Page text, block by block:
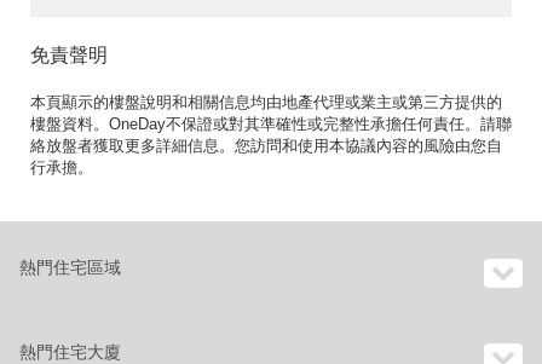
免責聲明
本頁顯示的樓盤說明和相關信息均由地產代理或業主或第三方提供的
樓盤資料。OneDay不保證或對其準確性或完整性承擔任何責任。請聯
絡放盤者獲取更多詳細信息。您訪問和使用本協議內容的風險由您自
行承擔。
熱門住宅區域
熱門住宅大廈